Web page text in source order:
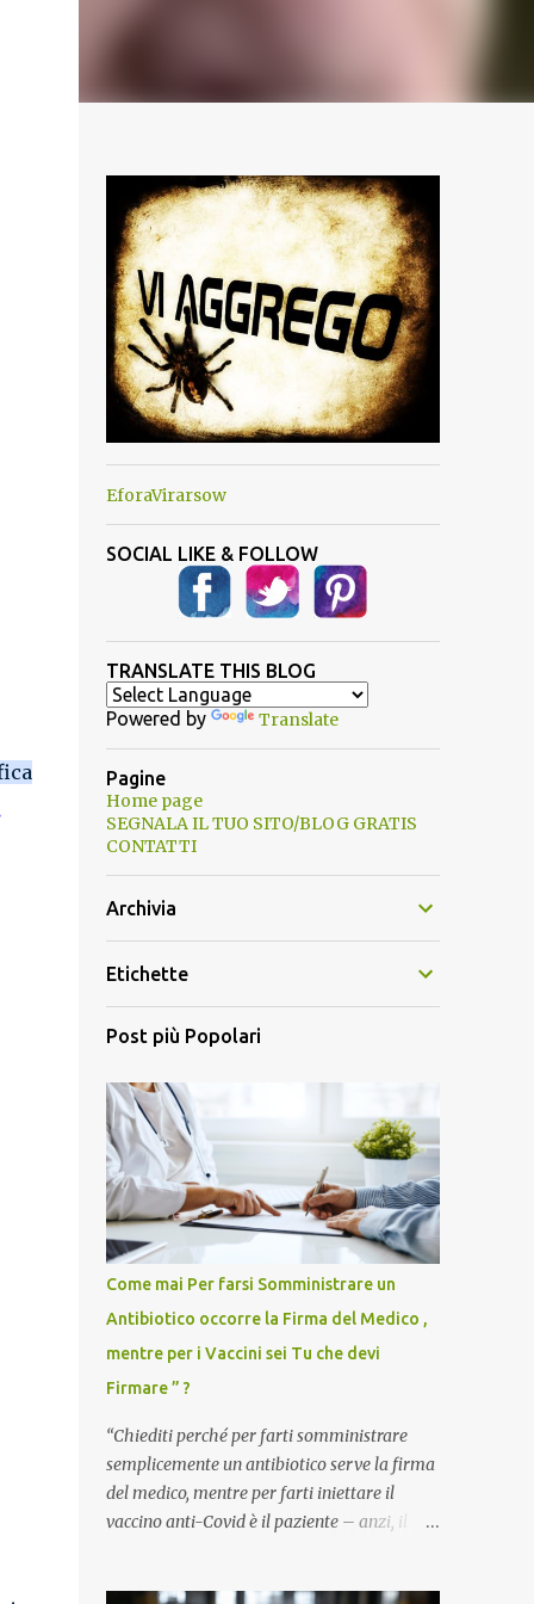
EforaVirarsow
SOCIAL LIKE & FOLLOW
TRANSLATE THIS BLOG
Powered by Translate
Pagine
Home page
SEGNALA IL TUO SITO/BLOG GRATIS
CONTATTI
Archivia
Etichette
Post più Popolari
Come mai Per farsi Somministrare un
Antibiotico occorre la Firma del Medico ,
mentre per i Vaccini sei Tu che devi
Firmare ” ?
“Chiediti perché per farti somministrare
semplicemente un antibiotico serve la firma
del medico, mentre per farti iniettare il
vaccino anti-Covid è il paziente – anzi, il